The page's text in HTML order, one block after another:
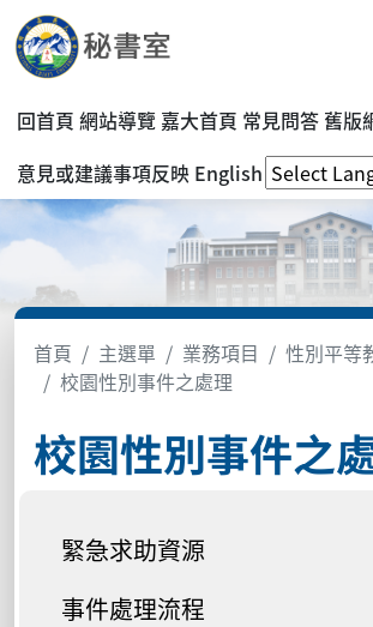
回首頁 網站導覽 嘉大首頁 常見問答 舊版
意見或建議事項反映 English
首頁 主選單 業務項目
性別平等
校園性別事件之處理
校園性別事件之
緊急求助資源
事件處理流程